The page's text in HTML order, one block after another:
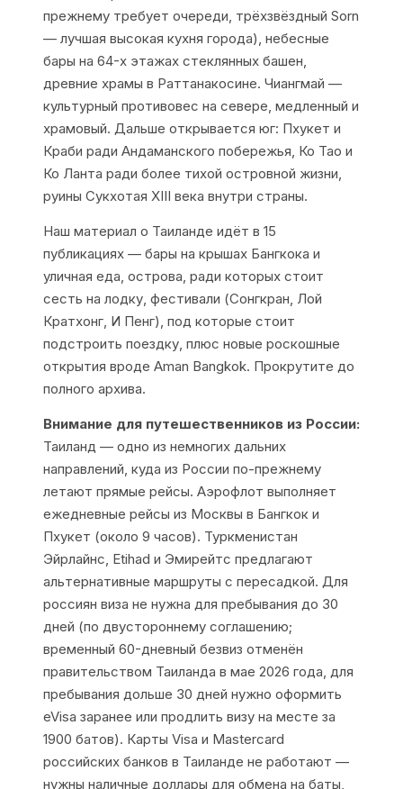
прежнему требует очереди, трёхзвёздный Sorn
— лучшая высокая кухня города), небесные
бары на 64-х этажах стеклянных башен,
древние храмы в Раттанакосине. Чиангмай —
культурный противовес на севере, медленный и
храмовый. Дальше открывается юг: Пхукет и
Краби ради Андаманского побережья, Ко Тао и
Ко Ланта ради более тихой островной жизни,
руины Сукхотая XIII века внутри страны.
Наш материал о Таиланде идёт в 15
публикациях — бары на крышах Бангкока и
уличная еда, острова, ради которых стоит
сесть на лодку, фестивали (Сонгкран, Лой
Кратхонг, И Пенг), под которые стоит
подстроить поездку, плюс новые роскошные
открытия вроде Aman Bangkok. Прокрутите до
полного архива.
Внимание для путешественников из России:
Таиланд — одно из немногих дальних
направлений, куда из России по-прежнему
летают прямые рейсы. Аэрофлот выполняет
ежедневные рейсы из Москвы в Бангкок и
Пхукет (около 9 часов). Туркменистан
Эйрлайнс, Etihad и Эмирейтс предлагают
альтернативные маршруты с пересадкой. Для
россиян виза не нужна для пребывания до 30
дней (по двустороннему соглашению;
временный 60-дневный безвиз отменён
правительством Таиланда в мае 2026 года, для
пребывания дольше 30 дней нужно оформить
eVisa заранее или продлить визу на месте за
1900 батов). Карты Visa и Mastercard
российских банков в Таиланде не работают —
нужны наличные доллары для обмена на баты,